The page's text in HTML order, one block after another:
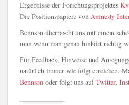
Ergebnisse der Forschungsprojektes
Die Positionspapiere von Amnesty
Bennson überrascht uns mit einem
man wenn man genau hinhört richtig
Für Feedback, Hinweise und
natürlich immer wie folgt erreichen.
Bennson oder folgt uns aufTwitter,